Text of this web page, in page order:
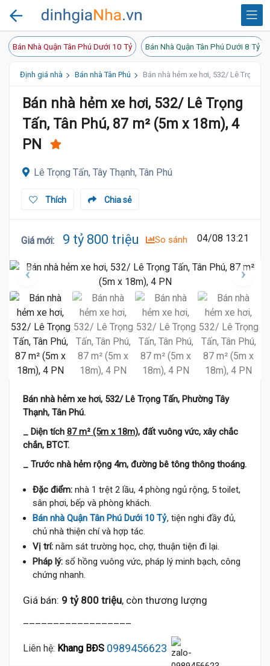
Bán Nhà Quận Tân Phú Dưới 10 Tỷ Bán Nhà Quận Tân Phú Dưới 8 Tỷ
Định giá nhà Bán nhà Tân Phú Bán nhà hẻm xe hơi, 532/ Lê Trọng
Bán nhà hẻm xe hơi, 532/ Lê Trọng
Tấn, Tân Phú, 87 m² (5m x 18m), 4
PN
Lê Trọng Tấn, Tây Thạnh, Tân Phú
Chia sẻ
Thích
Giá mới: 9 tỷ 800 triệu So sánh 04/08 13:21
Bán nhà hẻm xe hơi, 532/ Lê Trọng Tấn, Phường Tây
Thạnh, Tân Phú.
_ Diện tích 87 m² (5m x 18m), đất vuông vức, xây chắc
chắn, BTCT.
_ Trước nhà hẻm rộng 4m, đường bê tông thông thoáng.
Đặc điểm: nhà 1 trệt 2 lầu, 4 phòng ngủ rộng, 5 toilet,
sân phơi, bếp và phòng khách.
Bán nhà Quận Tân Phú Dưới 10 Tỷ, tiện nghi đầy đủ,
chủ nhà thiện chí và hợp tác.
Vị trí: nằm sát trường học, chợ, thuận tiện đi lại.
Pháp lý: sổ hồng vuông vức, pháp lý minh bạch, công
chứng nhanh.
Giá bán: 9 tỷ 800 triệu, còn thương lượng
Liên hệ: Khang BĐS 0989456623